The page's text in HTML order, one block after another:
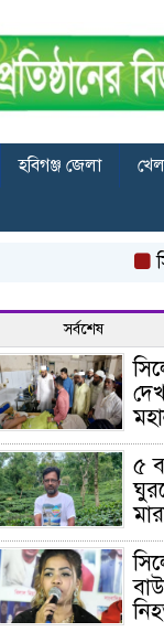
হবিগঞ্জ জেলা
সর্বশেষ
৫